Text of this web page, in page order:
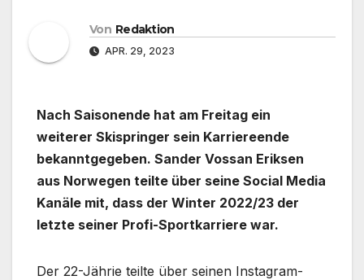
Von Redaktion
APR. 29, 2023
Nach Saisonende hat am Freitag ein
weiterer Skispringer sein Karriereende
bekanntgegeben. Sander Vossan Eriksen
aus Norwegen teilte über seine Social Media
Kanäle mit, dass der Winter 2022/23 der
letzte seiner Profi-Sportkarriere war.
Der 22-Jährie teilte über seinen Instagram-